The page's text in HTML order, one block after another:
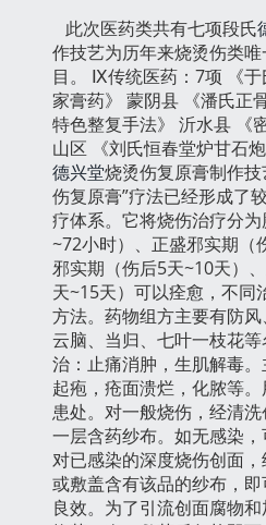
此次医药类共有七项段氏
作技艺为历年来烧烫伤类
目。 Ⅸ传统医药：7项 《
家膏药》 蒙阴县 《潘氏正
特色整复手法》 沂水县 《
山区 《刘氏恒春堂炉甘石
德兴堂烧烫伤复原膏制作
伤复原膏”疗法已经形成了
疗体系。它将烧伤治疗分
~72小时）、正盛邪实期（
邪实期（伤后5天~10天）
天~15天）可以痊愈，不同
方法。药物组方主要有防风
云脑、当归、七叶一枝花
治：止痛消肿，生肌解毒
起疱，疮面溃烂，化脓等
患处。对一般烧伤，经清
一层含药纱布。如无感染，
对已感染的深度烧伤创面
或敷盖含有该品的纱布，
良效。为了引流创面腐物